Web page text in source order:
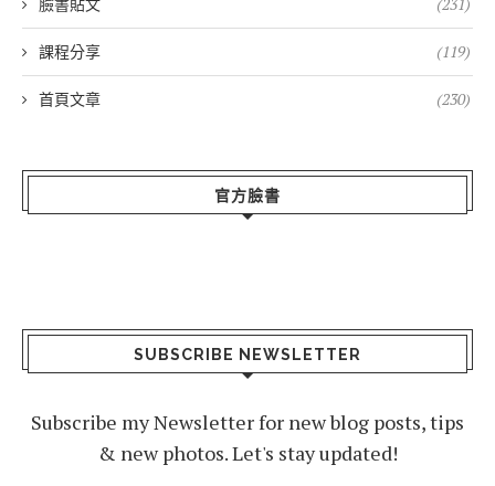
臉書貼文 (231)
課程分享 (119)
首頁文章 (230)
官方臉書
SUBSCRIBE NEWSLETTER
Subscribe my Newsletter for new blog posts, tips
& new photos. Let's stay updated!